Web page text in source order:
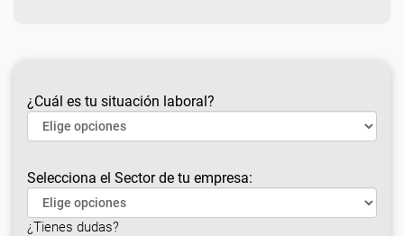
¿Cuál es tu situación laboral?
Selecciona el Sector de tu empresa:
¿Tienes dudas?